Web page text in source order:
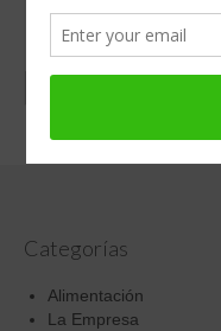
Categorías
Alimentación
La Empresa